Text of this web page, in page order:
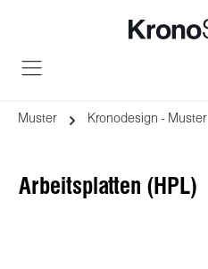
Muster Kronodesign - Muster
Arbeitsplatten (HPL)